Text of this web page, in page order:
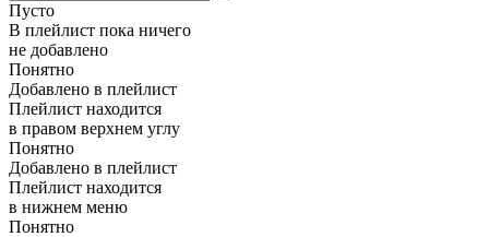
Пусто
В плейлист пока ничего
не добавлено
Понятно
Добавлено в плейлист
Плейлист находится
в правом верхнем углу
Понятно
Добавлено в плейлист
Плейлист находится
в нижнем меню
Понятно